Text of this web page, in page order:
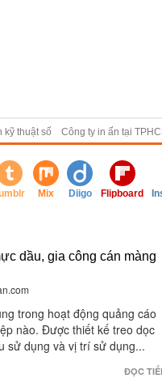
kỹ thuật số Công ty in ấn tại
Mix Diigo Flipboard
dầu, gia công cán màng
trong hoạt động quảng cáo
nào. Được thiết kế treo dọc
sử dụng và vị trí sử dụng...
ĐỌC